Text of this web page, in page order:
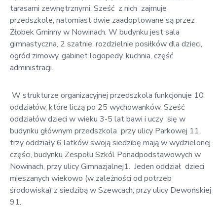
tarasami zewnętrznymi. Sześć z nich zajmuje
przedszkole, natomiast dwie zaadoptowane są przez
Żłobek Gminny w Nowinach. W budynku jest sala
gimnastyczna, 2 szatnie, rozdzielnie posiłków dla dzieci,
ogród zimowy, gabinet logopedy, kuchnia, część
administracji.
W strukturze organizacyjnej przedszkola funkcjonuje 10
oddziałów, które liczą po 25 wychowanków. Sześć
oddziałów dzieci w wieku 3-5 lat bawi i uczy się w
budynku głównym przedszkola przy ulicy Parkowej 11,
trzy oddziały 6 latków swoją siedzibę mają w wydzielonej
części, budynku Zespołu Szkól Ponadpodstawowych w
Nowinach, przy ulicy Gimnazjalnej1. Jeden oddział dzieci
mieszanych wiekowo (w zależności od potrzeb
środowiska) z siedzibą w Szewcach, przy ulicy Dewońskiej
91.